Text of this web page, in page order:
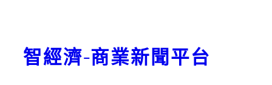
智經濟-商業新聞平台